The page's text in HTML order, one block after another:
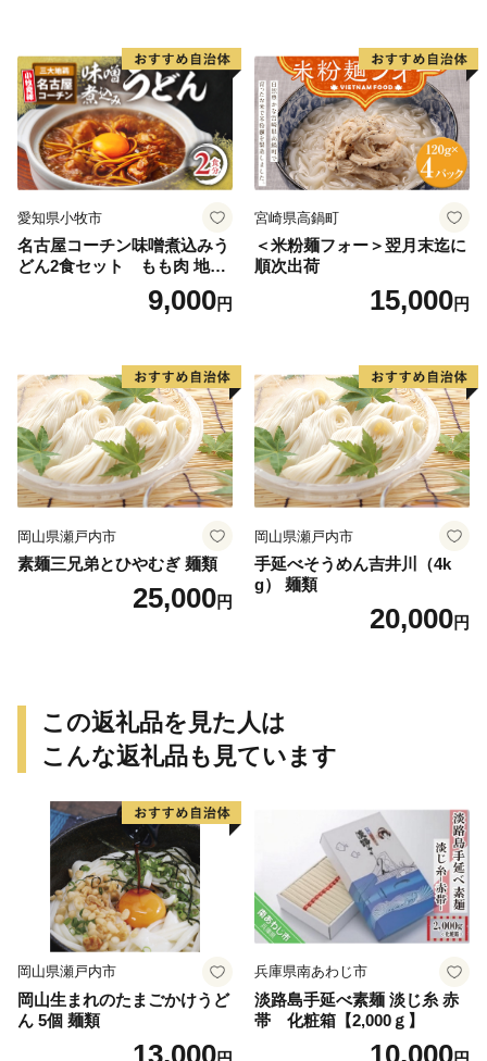
愛知県小牧市
名古屋コーチン味噌煮込みう
どん2食セット もも肉 地鶏
9,000円
宮崎県高鍋町
＜米粉麺フォー＞翌月末迄に
順次出荷
15,000円
岡山県瀬戸内市
素麺三兄弟とひやむぎ 麺類
25,000円
岡山県瀬戸内市
手延べそうめん吉井川（4k
g） 麺類
20,000円
この返礼品を見た人は
こんな返礼品も見ています
岡山県瀬戸内市
岡山生まれのたまごかけうど
ん 5個 麺類
13,000
兵庫県南あわじ市
淡路島手延べ素麺 淡じ糸 赤
帯 化粧箱【2,000ｇ】
10,000